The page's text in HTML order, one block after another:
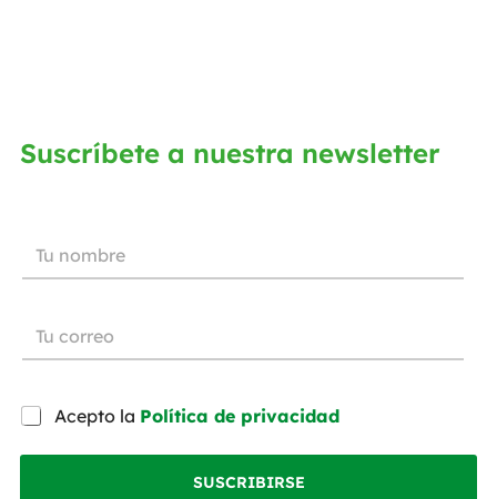
Suscríbete a nuestra newsletter
Acepto la Política de privacidad
SUSCRIBIRSE